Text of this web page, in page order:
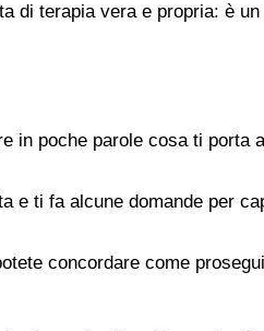
di terapia vera e propria: è
in poche parole cosa ti
e ti fa alcune domande per
concordare come